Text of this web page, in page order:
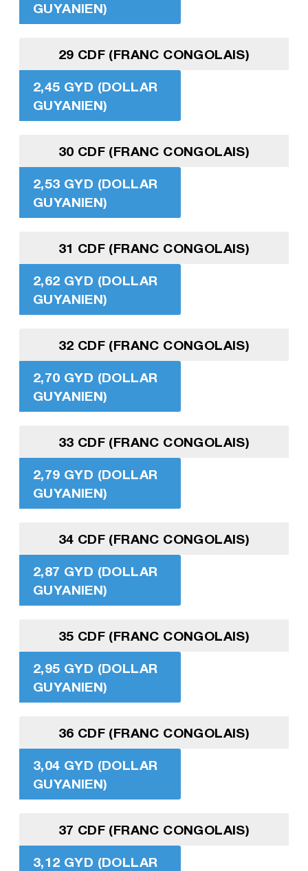
GUYANIEN)
29 CDF (FRANC CONGOLAIS)
2,45 GYD (DOLLAR
GUYANIEN)
30 CDF (FRANC CONGOLAIS)
2,53 GYD (DOLLAR
GUYANIEN)
31 CDF (FRANC CONGOLAIS)
2,62 GYD (DOLLAR
GUYANIEN)
32 CDF (FRANC CONGOLAIS)
2,70 GYD (DOLLAR
GUYANIEN)
33 CDF (FRANC CONGOLAIS)
2,79 GYD (DOLLAR
GUYANIEN)
34 CDF (FRANC CONGOLAIS)
2,87 GYD (DOLLAR
GUYANIEN)
35 CDF (FRANC CONGOLAIS)
2,95 GYD (DOLLAR
GUYANIEN)
36 CDF (FRANC CONGOLAIS)
3,04 GYD (DOLLAR
GUYANIEN)
37 CDF (FRANC CONGOLAIS)
3,12 GYD (DOLLAR